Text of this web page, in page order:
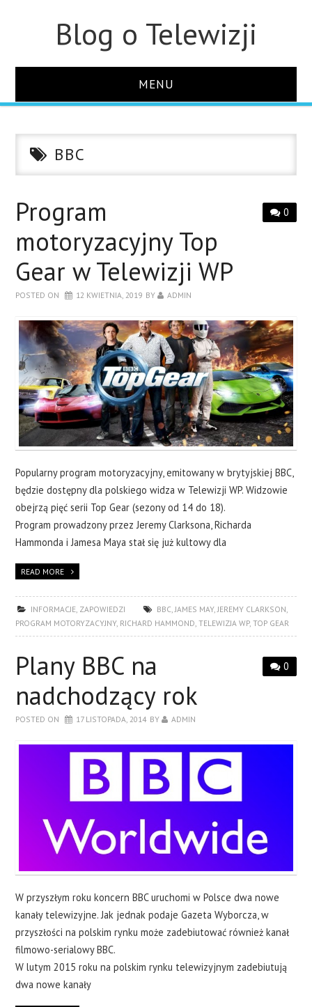
Blog o Telewizji
MENU
O STRONIE
BBC
0
Program
motoryzacyjny Top
Gear w Telewizji WP
POSTED ON 12 KWIETNIA, 2019 BY ADMIN
Popularny program motoryzacyjny, emitowany w brytyjskiej BBC,
będzie dostępny dla polskiego widza w Telewizji WP. Widzowie
obejrzą pięć serii Top Gear (sezony od 14 do 18).
Program prowadzony przez Jeremy Clarksona, Richarda
Hammonda i Jamesa Maya stał się już kultowy dla
READ MORE
INFORMACJE, ZAPOWIEDZI BBC,JAMES MAY,JEREMY CLARKSON,
PROGRAM MOTORYZACYJNY, RICHARD HAMMOND,TELEWIZJA WP,TOP GEAR
0
Plany BBC na
nadchodzący rok
POSTED ON 17 LISTOPADA, 2014 BY ADMIN
W przyszłym roku koncern BBC uruchomi w Polsce dwa nowe
kanały telewizyjne. Jak jednak podaje Gazeta Wyborcza, w
przyszłości na polskim rynku może zadebiutować również kanał
filmowo-serialowy BBC.
W lutym 2015 roku na polskim rynku telewizyjnym zadebiutują
dwa nowe kanały